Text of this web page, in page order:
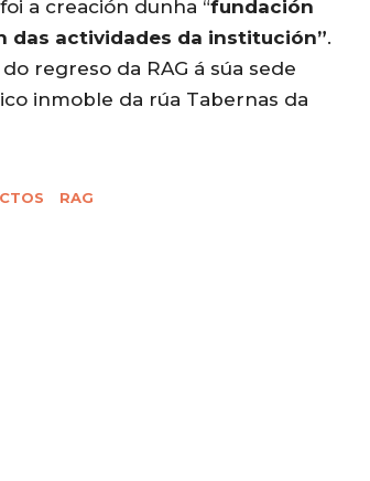
a creación dunha “fundación
das actividades da institución”.
regreso da RAG á súa sede
inmoble da rúa Tabernas da
RAG